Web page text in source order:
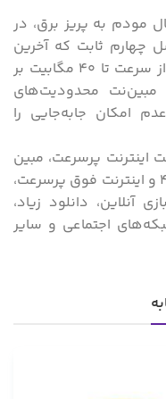
مودم به پریز برق، در
چهارم ثابت که آخرین
فناوری اینترنت است متصل شوید و از سرعت تا 40 مگابیت بر
مبین‌نت محدودیت‌های
امکان جابه‌جایی را
اینترنت پرسرعت، مبین
نت ارائه دهنده اینترنت خانگی نسل 4 و اینترنت فوق پرسرعت،
آنلاین، دانلود زیاد،
اجتماعی و سایر